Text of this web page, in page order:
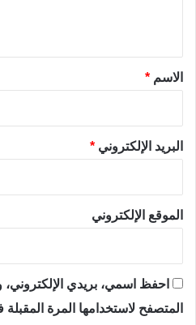
*الاسم *
البريد الإلكتروني *
الموقع الإلكتروني
احفظ اسمي، بريدي الإلكتروني،
المتصفح لاستخدامها المرة